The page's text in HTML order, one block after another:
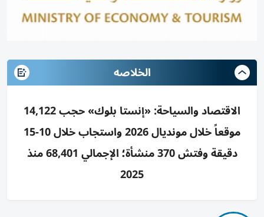
الخلاصه
الاقتصاد والسياحة: «إنستا بلوك» حجب 14,122
موقعاً خلال مونديال 2026 واستجاب خلال 10-15
دقيقة وفتش 370 منشأة؛ الإجمالي 68,401 منذ
2025